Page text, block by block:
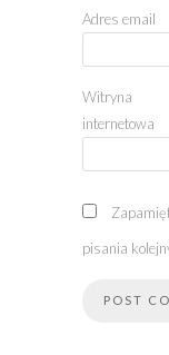
Adres email
Witryna
internetowa
pisania